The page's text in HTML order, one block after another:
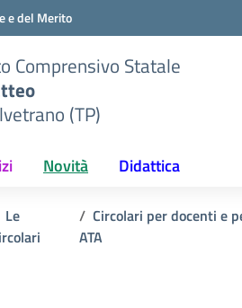
e del Merito
Comprensivo Statale
(TP)
Novità Didattica
Le
Circolari per docenti e
ATA